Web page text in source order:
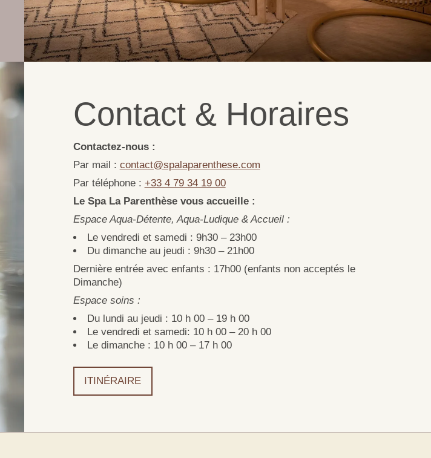
Contact & Horaires
Contactez-nous :
Par mail : contact@spalaparenthese.com
Par téléphone : +33 4 79 34 19 00
Le Spa La Parenthèse vous accueille :
Espace Aqua-Détente, Aqua-Ludique & Accueil :
Le vendredi et samedi : 9h30 – 23h00
Du dimanche au jeudi : 9h30 – 21h00
Dernière entrée avec enfants : 17h00 (enfants non acceptés le
Dimanche)
Espace soins :
Du lundi au jeudi : 10 h 00 – 19 h 00
Le vendredi et samedi: 10 h 00 – 20 h 00
Le dimanche : 10 h 00 – 17 h 00
ITINÉRAIRE